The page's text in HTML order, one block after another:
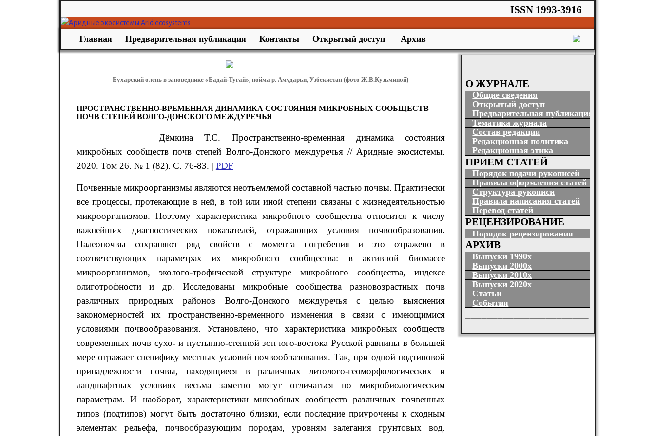
ISSN 1993-3916
Главная Предварительная публикация Контакты Открытый доступ Архив
Бухарский олень в заповеднике «Бадай-Тугай», пойма р. Амударьи, Узбекистан (фото Ж.В.Кузьминой)
ПРОСТРАНСТВЕННО-ВРЕМЕННАЯ ДИНАМИКА СОСТОЯНИЯ МИКРОБНЫХ СООБЩЕСТВ
ПОЧВ СТЕПЕЙ ВОЛГО-ДОНСКОГО МЕЖДУРЕЧЬЯ
ДёмкинаТ.С. Пространственно-временная динамика состояния
микробных сообществ почв степей Волго-Донского междуречья // Аридные экосистемы.
2020. Том 26. № 1 (82). С. 76-83. | PDF
Почвенные микроорганизмы являются неотъемлемой составной частью почвы. Практически
все процессы, протекающие в ней, в той или иной степени связаны с жизнедеятельностью
микроорганизмов. Поэтому характеристика микробного сообщества относится к числу
важнейших диагностических показателей, отражающих условия почвообразования.
Палеопочвы сохраняют ряд свойств с момента погребения и это отражено в
соответствующих параметрах их микробного сообщества: в активной биомассе
микроорганизмов, эколого-трофической структуре микробного сообщества, индексе
олиготрофности и др. Исследованы микробные сообщества разновозрастных почв
различных природных районов Волго-Донского междуречья с целью выяснения
закономерностей их пространственно-временного изменения в связи с имеющимися
условиями почвообразования. Установлено, что характеристика микробных сообществ
современных почв сухо- и пустынно-степной зон юго-востока Русской равнины в большей
мере отражает специфику местных условий почвообразования. Так, при одной подтиповой
принадлежности почвы, находящиеся в различных литолого-геоморфологических и
ландшафтных условиях весьма заметно могут отличаться по микробиологическим
параметрам. И наоборот, характеристики микробных сообществ различных почвенных
типов (подтипов) могут быть достаточно близки, если последние приурочены к сходным
элементам рельефа, почвообразующим породам, уровням залегания грунтовых вод.
О ЖУРНАЛЕ
Общие сведения
Открытый доступ
Предварительная публикация
Тематика журнала
Состав редакции
Редакционная политика
Редакционная этика
ПРИЕМ СТАТЕЙ
Порядок подачи рукописей
Правила оформления статей
Структура рукописи
Правила написания статей
Перевод статей
РЕЦЕНЗИРОВАНИЕ
Порядок рецензирования
АРХИВ
Выпуски 1990х
Выпуски 2000х
Выпуски 2010х
Выпуски 2020х
Статьи
События